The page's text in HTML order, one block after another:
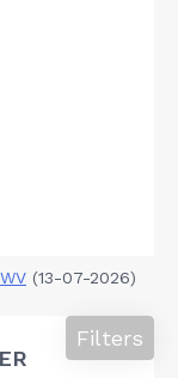
(13-07-2026)
Filters